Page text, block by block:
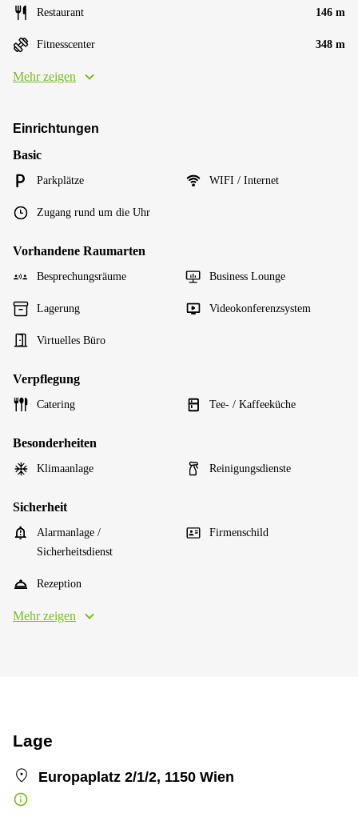
Restaurant 146 m
Fitnesscenter 348 m
Mehr zeigen
Einrichtungen
Basic
Parkplätze WIFI / Internet
Zugang rund um die Uhr
Vorhandene Raumarten
Besprechungsräume Business Lounge
Lagerung Videokonferenzsystem
Virtuelles Büro
Verpflegung
Catering Tee- / Kaffeeküche
Besonderheiten
Klimaanlage Reinigungsdienste
Sicherheit
Alarmanlage /
Sicherheitsdienst
Firmenschild
Rezeption
Mehr zeigen
Lage
Europaplatz 2/1/2, 1150 Wien